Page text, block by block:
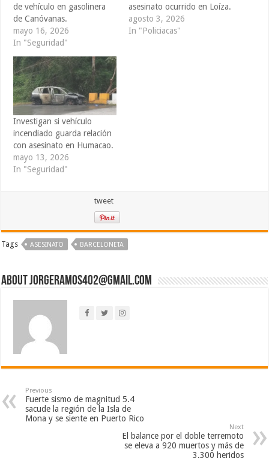
de vehículo en gasolinera
de Canóvanas.
mayo 16, 2026
In "Seguridad"
asesinato ocurrido en Loíza.
agosto 3, 2026
In "Policiacas"
Investigan si vehículo
incendiado guarda relación
con asesinato en Humacao.
mayo 13, 2026
In "Seguridad"
tweet
Tags ASESINATO BARCELONETA
About jorgeramos402@gmail.com
Previous
Fuerte sismo de magnitud 5.4
sacude la región de la Isla de
Mona y se siente en Puerto Rico
Next
El balance por el doble terremoto
se eleva a 920 muertos y más de
3.300 heridos